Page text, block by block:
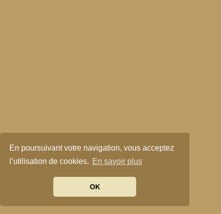
En poursuivant votre navigation, vous acceptez
l’utilisation de cookies. En savoir plus
OK